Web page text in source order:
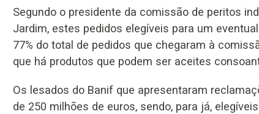
Segundo o presidente da comissão de peritos
Jardim, estes pedidos elegíveis para um
77% do total de pedidos que chegaram à
que há produtos que podem ser aceites
Os lesados do Banif que apresentaram
de 250 milhões de euros, sendo, para já,